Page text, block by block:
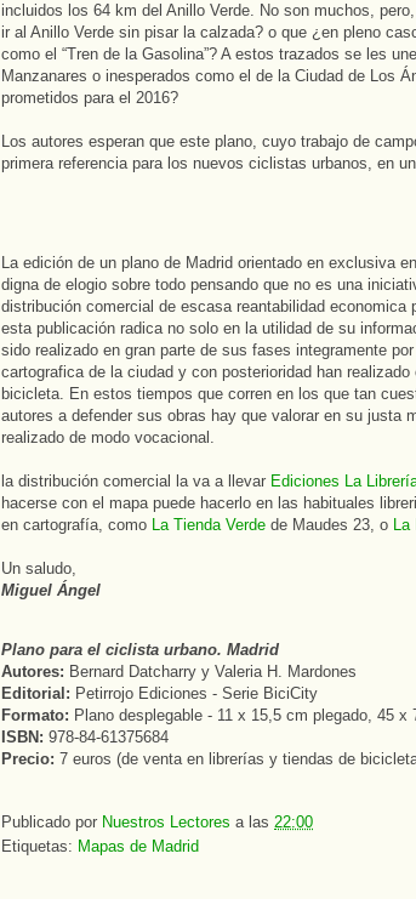
incluidos los 64 km del Anillo Verde. No son muchos,
ir al Anillo Verde sin pisar la calzada? o que ¿en pleno
como el “Tren de la Gasolina”? A estos trazados se les
Manzanares o inesperados como el de la Ciudad de Los
prometidos para el 2016?
Los autores esperan que este plano, cuyo trabajo de
primera referencia para los nuevos ciclistas urbanos, en
La edición de un plano de Madrid orientado en exclusiva
digna de elogio sobre todo pensando que no es una
distribución comercial de escasa reantabilidad
esta publicación radica no solo en la utilidad de su
sido realizado en gran parte de sus fases integramente
cartografica de la ciudad y con posterioridad han
bicicleta. En estos tiempos que corren en los que tan
autores a defender sus obras hay que valorar en su justa
realizado de modo vocacional.
la distribución comercial la va a llevar Ediciones La
hacerse con el mapa puede hacerlo en las habituales
en cartografía, como La Tienda Verde de Maudes 23, o La
Un saludo,
Miguel Ángel
Plano para el ciclista urbano. Madrid
Autores: Bernard Datcharry y Valeria H. Mardones
Editorial: Petirrojo Ediciones - Serie BiciCity
Formato: Plano desplegable - 11 x 15,5 cm plegado, 45 x
ISBN: 978-84-61375684
Precio: 7 euros (de venta en librerías y tiendas de
Publicado por Nuestros Lectores a las 22:00
Etiquetas: Mapas de Madrid